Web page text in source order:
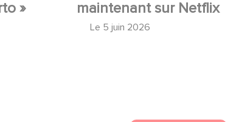
»
maintenant sur Netflix
Le 5 juin 2026